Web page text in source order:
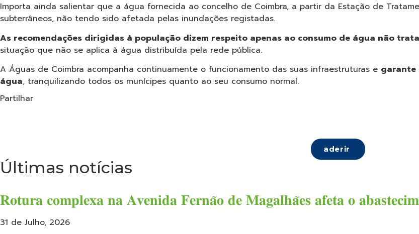
Importa ainda salientar que a água fornecida ao concelho de Coimbra, a partir da Estação de
subterrâneos, não tendo sido afetada pelas inundações registadas.
As recomendações dirigidas à população dizem respeito apenas ao consumo de água não
situação que não se aplica à água distribuída pela rede pública.
A Águas de Coimbra acompanha continuamente o funcionamento das suas infraestruturas e garante
água, tranquilizando todos os munícipes quanto ao seu consumo normal.
Partilhar
aderir
Últimas notícias
𝐑𝐨𝐭𝐮𝐫𝐚 𝐜𝐨𝐦𝐩𝐥𝐞𝐱𝐚 𝐧𝐚 𝐀𝐯𝐞𝐧𝐢𝐝𝐚 𝐅𝐞𝐫𝐧𝐚̃𝐨 𝐝𝐞 𝐌𝐚𝐠𝐚𝐥𝐡𝐚̃𝐞𝐬 𝐚𝐟𝐞𝐭𝐚 𝐨
31 de Julho, 2026